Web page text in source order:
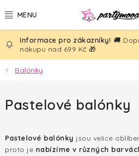
na
BALÓNKY
PÁRTY DEKORACE
NAROZENINY
🚚
nákupu nad 699 Kč 🎁
Balónky
Pastelové balónky
Pastelové balónky jsou velice
proto je nabízíme v různých